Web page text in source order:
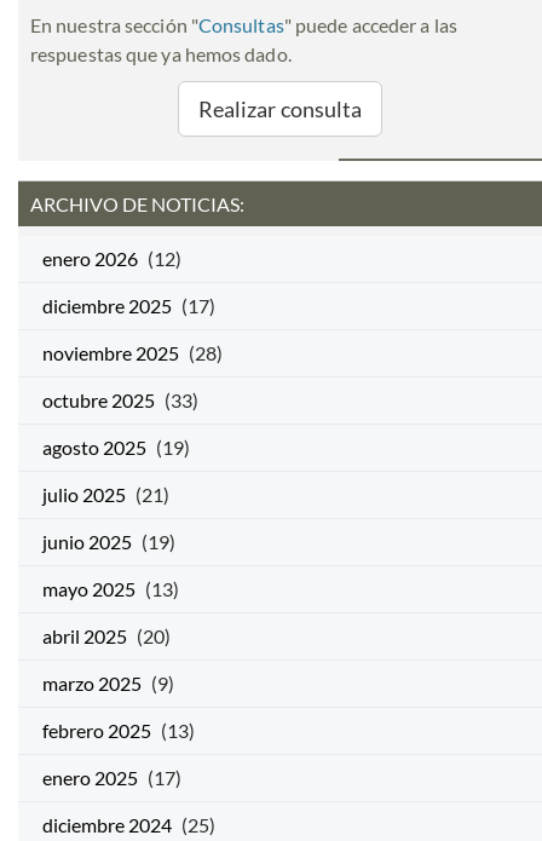
En nuestra sección "Consultas" puede acceder a las
respuestas que ya hemos dado.
Realizar consulta
ARCHIVO DE NOTICIAS:
enero 2026 (12)
diciembre 2025 (17)
noviembre 2025 (28)
octubre 2025 (33)
agosto 2025 (19)
julio 2025 (21)
junio 2025 (19)
mayo 2025 (13)
abril 2025 (20)
marzo 2025 (9)
febrero 2025 (13)
enero 2025 (17)
diciembre 2024 (25)